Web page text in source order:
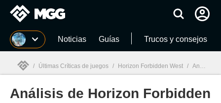
MGG Noticias Guías Trucos y consejos
MGG
/ Últimas Críticas de juegos / Horizon Forbidden West / Análisis de Horizon Forbidden West - La madurez de Aloy en búsqueda de lo prohibido
Análisis de Horizon Forbidden